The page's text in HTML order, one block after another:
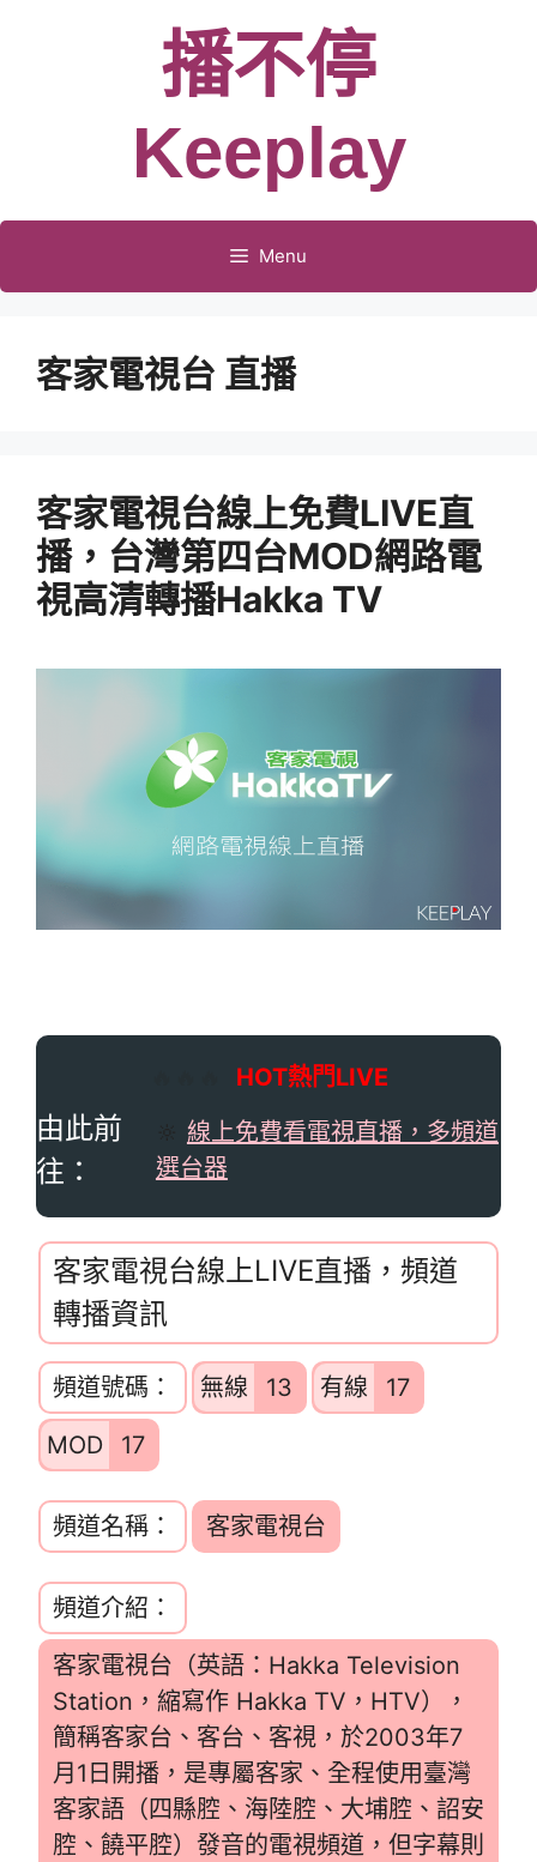
播不停
Keeplay
Menu
客家電視台 直播
客家電視台線上免費LIVE直
播，台灣第四台MOD網路電
視高清轉播Hakka TV
HOT熱門LIVE
由此前
往：
線上免費看電視直播，多頻道
選台器
客家電視台線上LIVE直播，頻道
轉播資訊
頻道號碼： 無線 13 有線
17
MOD
17
頻道名稱： 客家電視台
頻道介紹：
客家電視台（英語：Hakka Television
Station，縮寫作 Hakka TV，HTV），
簡稱客家台、客台、客視，於2003年7
月1日開播，是專屬客家、全程使用臺灣
客家語（四縣腔、海陸腔、大埔腔、詔安
腔、饒平腔）發音的電視頻道，但字幕則